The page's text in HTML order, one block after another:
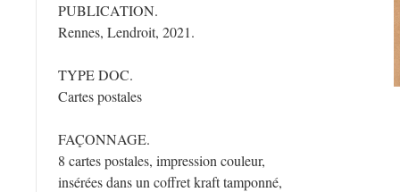
PUBLICATION.
Rennes, Lendroit, 2021.
TYPE DOC.
Cartes postales
FAÇONNAGE.
8 cartes postales, impression couleur,
insérées dans un coffret kraft tamponné,